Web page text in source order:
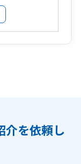
介を依頼し